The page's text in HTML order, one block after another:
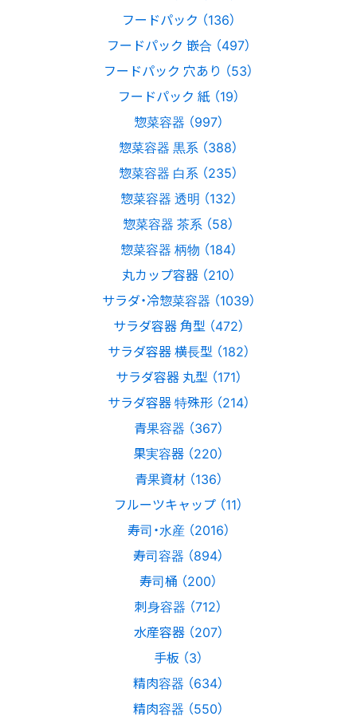
フードパック （136）
フードパック 嵌合 （497）
フードパック 穴あり （53）
フードパック 紙 （19）
惣菜容器 （997）
惣菜容器 黒系 （388）
惣菜容器 白系 （235）
惣菜容器 透明 （132）
惣菜容器 茶系 （58）
惣菜容器 柄物 （184）
丸カップ容器 （210）
サラダ・冷惣菜容器 （1039）
サラダ容器 角型 （472）
サラダ容器 横長型 （182）
サラダ容器 丸型 （171）
サラダ容器 特殊形 （214）
青果容器 （367）
果実容器 （220）
青果資材 （136）
フルーツキャップ （11）
寿司・水産 （2016）
寿司容器 （894）
寿司桶 （200）
刺身容器 （712）
水産容器 （207）
手板 （3）
精肉容器 （634）
精肉容器 （550）